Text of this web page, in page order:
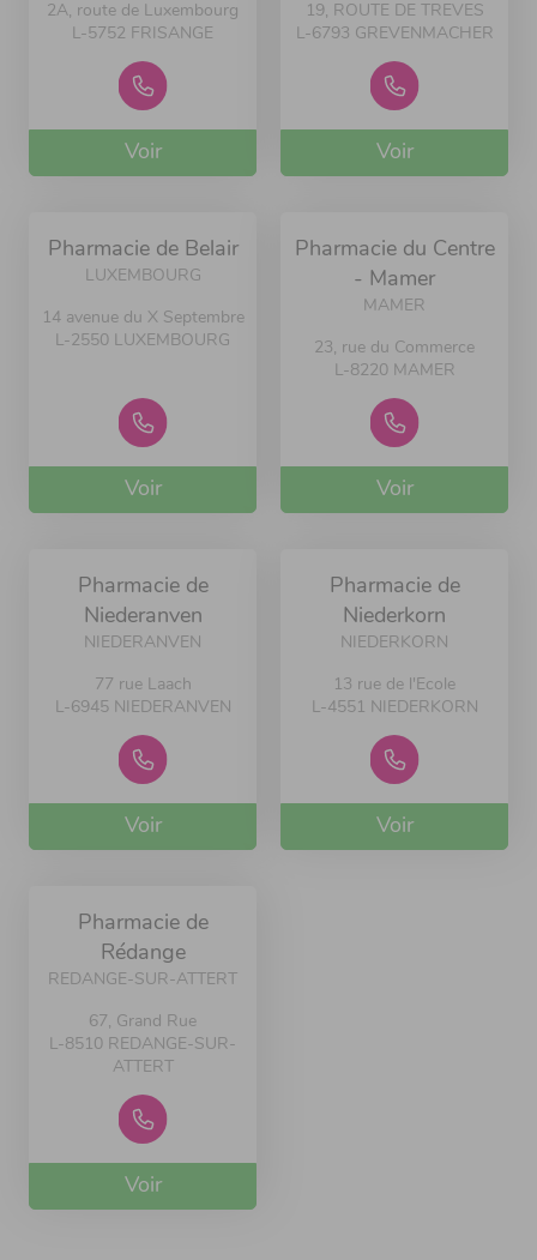
2A, route de Luxembourg
L-5752 FRISANGE
Voir
19, ROUTE DE TREVES
L-6793 GREVENMACHER
Voir
Pharmacie de Belair
LUXEMBOURG
14 avenue du X Septembre
L-2550 LUXEMBOURG
Voir
Pharmacie du Centre
- Mamer
MAMER
23, rue du Commerce
L-8220 MAMER
Voir
Pharmacie de
Niederanven
NIEDERANVEN
77 rue Laach
L-6945 NIEDERANVEN
Voir
Pharmacie de
Niederkorn
NIEDERKORN
13 rue de l'Ecole
L-4551 NIEDERKORN
Voir
Pharmacie de
Rédange
REDANGE-SUR-ATTERT
67, Grand Rue
L-8510 REDANGE-SUR-
ATTERT
Voir